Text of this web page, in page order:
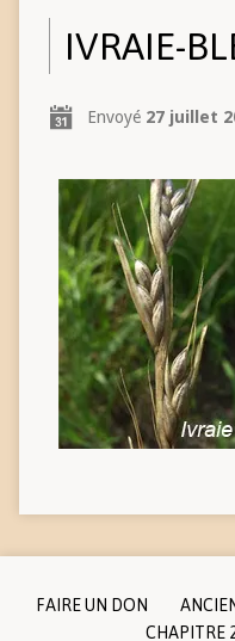
IVRAIE-
Envoyé 27 juillet
FAIRE UN DON
CHAPITRE